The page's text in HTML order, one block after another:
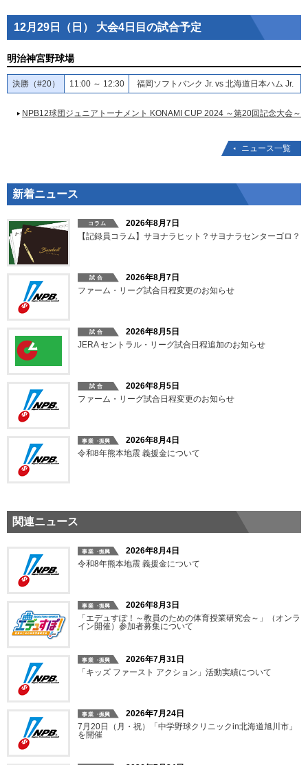
12月29日（日） 大会4日目の試合予定
明治神宮野球場
決勝（#20） 11:00 ～ 12:30 福岡ソフトバンク Jr. vs 北海道日本ハム Jr.
NPB12球団ジュニアトーナメント KONAMI CUP 2024 ～第20回記念大会～
ニュース一覧
新着ニュース
2026年8月7日
【記録員コラム】サヨナラヒット？サヨナラセンターゴロ？
2026年8月7日
ファーム・リーグ試合日程変更のお知らせ
2026年8月5日
JERA セントラル・リーグ試合日程追加のお知らせ
2026年8月5日
ファーム・リーグ試合日程変更のお知らせ
2026年8月4日
令和8年熊本地震 義援金について
関連ニュース
2026年8月4日
令和8年熊本地震 義援金について
2026年8月3日
「エデュすぽ！～教員のための体育授業研究会～」（オンラ
イン開催）参加者募集について
2026年7月31日
「キッズ ファースト アクション」活動実績について
2026年7月24日
7月20日（月・祝）「中学野球クリニックin北海道旭川市」
を開催